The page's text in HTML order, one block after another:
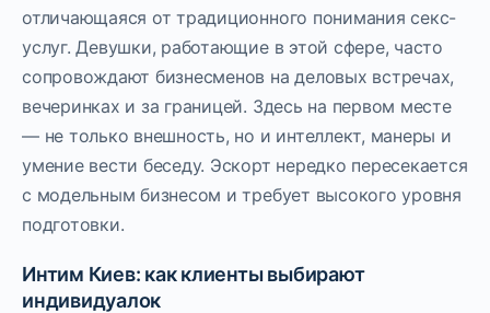
отличающаяся от традиционного понимания секс-
услуг. Девушки, работающие в этой сфере, часто
сопровождают бизнесменов на деловых встречах,
вечеринках и за границей. Здесь на первом месте
— не только внешность, но и интеллект, манеры и
умение вести беседу. Эскорт нередко пересекается
с модельным бизнесом и требует высокого уровня
подготовки.
Интим Киев: как клиенты выбирают
индивидуалок